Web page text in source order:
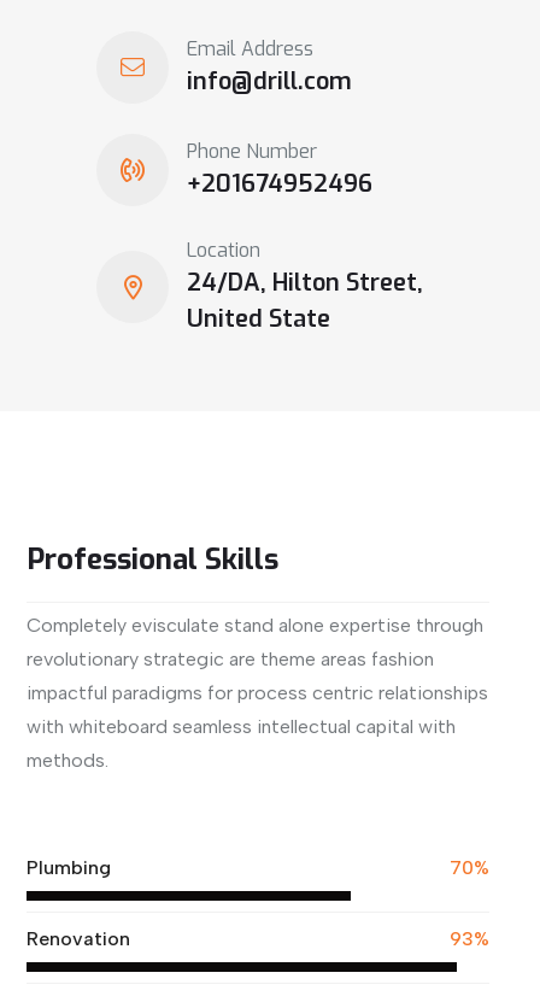
Email Address
info@drill.com
Phone Number
+201674952496
Location
24/DA, Hilton Street,
United State
Professional Skills
Completely evisculate stand alone expertise through
revolutionary strategic are theme areas fashion
impactful paradigms for process centric relationships
with whiteboard seamless intellectual capital with
methods.
Plumbing
70%
Renovation 93%